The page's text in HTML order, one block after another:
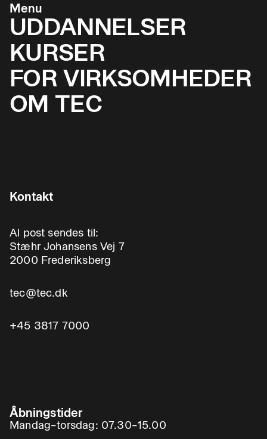
Menu
UDDANNELSER
KURSER
FOR VIRKSOMHEDER
OM TEC
Kontakt
Al post sendes til:
Stæhr Johansens Vej 7
2000 Frederiksberg
tec@tec.dk
+45 3817 7000
Åbningstider
Mandag–torsdag: 07.30–15.00